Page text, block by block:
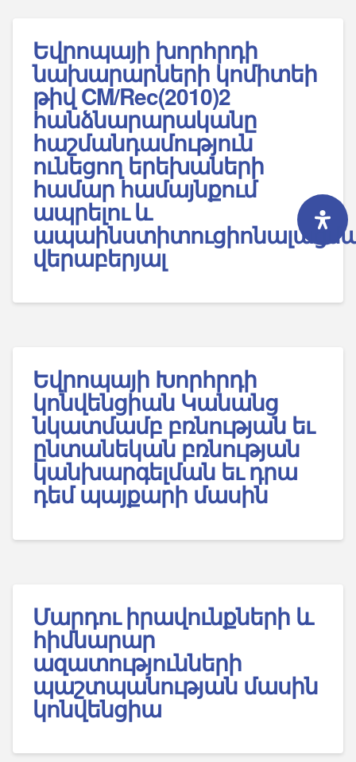
Եվրոպայի խորհրդի
նախարարների կոմիտեի
թիվ CM/Rec(2010)2
հանձնարարականը
հաշմանդամություն
ունեցող երեխաների
համար համայնքում
ապրելու և
վերաբերյալ
Եվրոպայի Խորհրդի
կոնվենցիան Կանանց
նկատմամբ բռնության եւ
ընտանեկան բռնության
կանխարգելման եւ դրա
դեմ պայքարի մասին
Մարդու իրավունքների և
հիմնարար
ազատությունների
պաշտպանության մասին
կոնվենցիա